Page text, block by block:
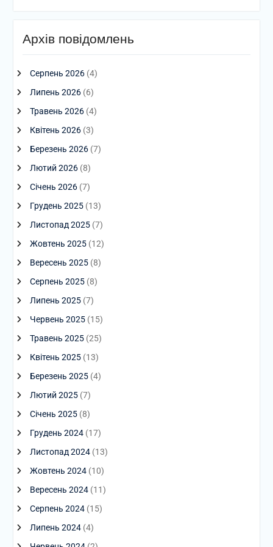
Архів повідомлень
Серпень 2026(4)
Липень 2026(6)
Травень 2026(4)
Квітень 2026(3)
Березень 2026(7)
Лютий 2026(8)
Січень 2026(7)
Грудень 2025(13)
Листопад 2025(7)
Жовтень 2025(12)
Вересень 2025(8)
Серпень 2025(8)
Липень 2025(7)
Червень 2025(15)
Травень 2025(25)
Квітень 2025(13)
Березень 2025(4)
Лютий 2025(7)
Січень 2025(8)
Грудень 2024(17)
Листопад 2024(13)
Жовтень 2024(10)
Вересень 2024(11)
Серпень 2024(15)
Липень 2024(4)